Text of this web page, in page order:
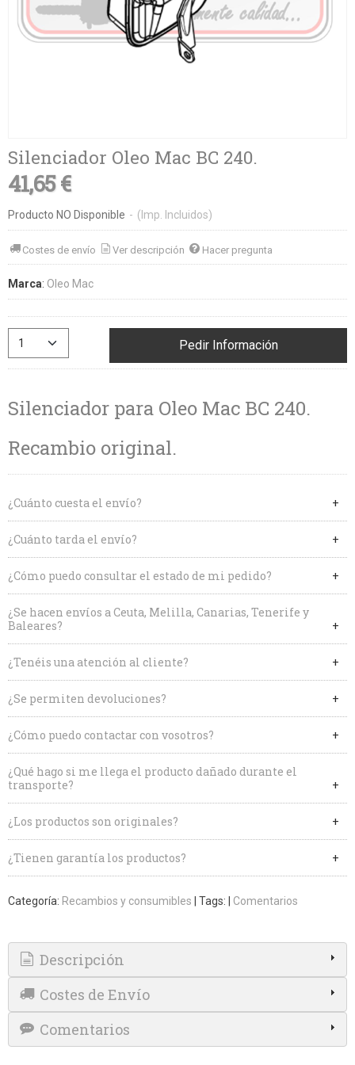
Silenciador Oleo Mac BC 240.
41,65 €
Producto NO Disponible - (Imp. Incluidos)
Costes de envío Ver descripción Hacer pregunta
Marca: Oleo Mac
Pedir Información
Silenciador para Oleo Mac BC 240.
Recambio original.
¿Cuánto cuesta el envío?
¿Cuánto tarda el envío?
¿Cómo puedo consultar el estado de mi pedido?
¿Se hacen envíos a Ceuta, Melilla, Canarias, Tenerife y
Baleares?
¿Tenéis una atención al cliente?
¿Se permiten devoluciones?
¿Cómo puedo contactar con vosotros?
¿Qué hago si me llega el producto dañado durante el
transporte?
¿Los productos son originales?
¿Tienen garantía los productos?
Categoría: Recambios y consumibles Tags: Comentarios
Descripción
Costes de Envío
Comentarios